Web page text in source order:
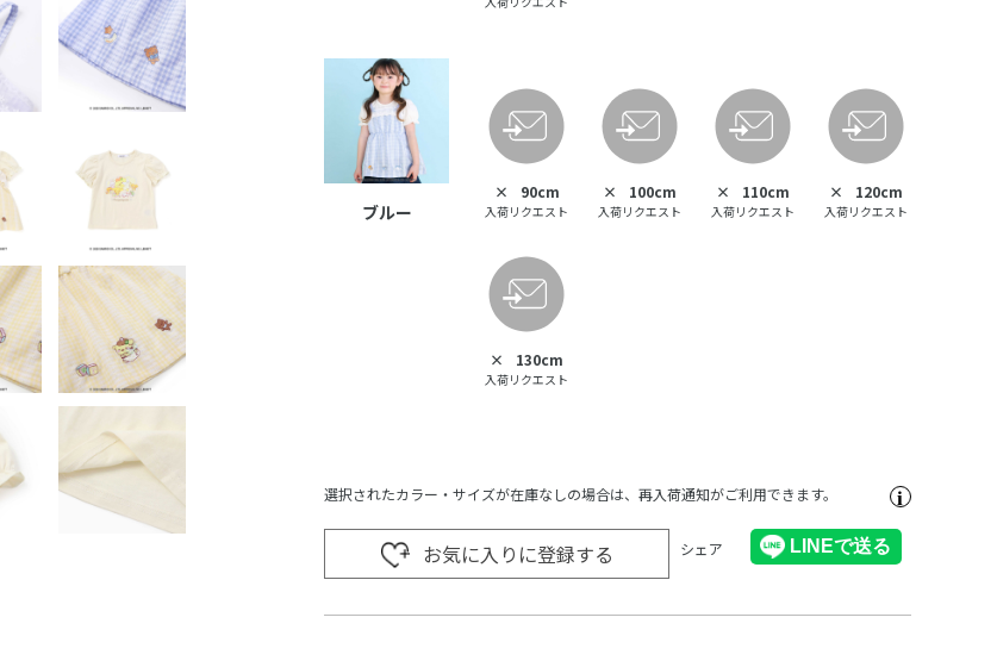
ブルー
× 90cm
入荷リクエスト
× 100cm
入荷リクエスト
× 110cm
入荷リクエスト
× 120cm
入荷リクエスト
× 130cm
入荷リクエスト
選択されたカラー・サイズが在庫なしの場合は、再入荷通知がご利用できます。
お気に入りに登録する シェア